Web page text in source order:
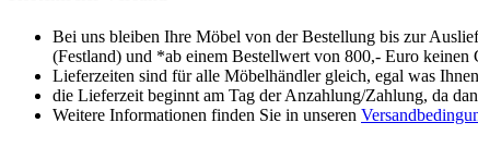
Bei uns bleiben Ihre Möbel von der Bestellung bis zur
(Festland) und *ab einem Bestellwert von 800,- Euro keinen
Lieferzeiten sind für alle Möbelhändler gleich, egal was
die Lieferzeit beginnt am Tag der Anzahlung/Zahlung, da
Weitere Informationen finden Sie in unseren